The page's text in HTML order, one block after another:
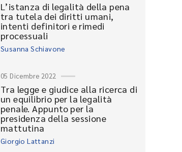
L’istanza di legalità della pena
tra tutela dei diritti umani,
intenti definitori e rimedi
processuali
Susanna Schiavone
05 Dicembre 2022
Tra legge e giudice alla ricerca di
un equilibrio per la legalità
penale. Appunto per la
presidenza della sessione
mattutina
Giorgio Lattanzi